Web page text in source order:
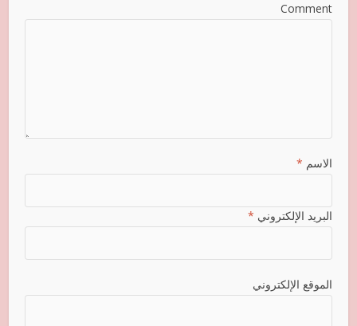
Comment
الاسم *
البريد الإلكتروني *
الموقع الإلكتروني